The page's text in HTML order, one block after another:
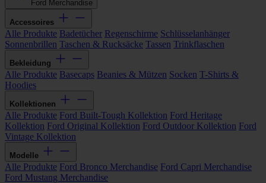
Ford Merchandise
Accessoires
Alle Produkte Badetücher Regenschirme Schlüsselanhänger
Sonnenbrillen Taschen & Rucksäcke Tassen Trinkflaschen
Bekleidung
Alle Produkte Basecaps Beanies & Mützen Socken T-Shirts &
Hoodies
Kollektionen
Alle Produkte Ford Built-Tough Kollektion Ford Heritage
Kollektion Ford Original Kollektion Ford Outdoor Kollektion Ford
Vintage Kollektion
Modelle
Alle Produkte Ford Bronco Merchandise Ford Capri Merchandise
Ford Mustang Merchandise